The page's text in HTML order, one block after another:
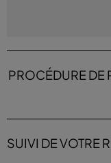
PROCÉDURE DE
SUIVI DE VOTRE